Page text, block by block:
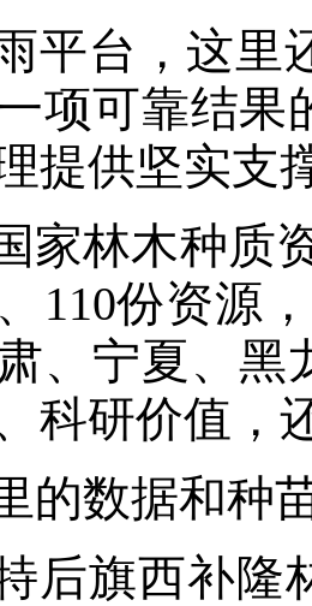
平台，这里
项可靠结果
提供坚实支
家林木种质
110份资源
、宁夏、黑
科研价值，
的数据和种
后旗西补